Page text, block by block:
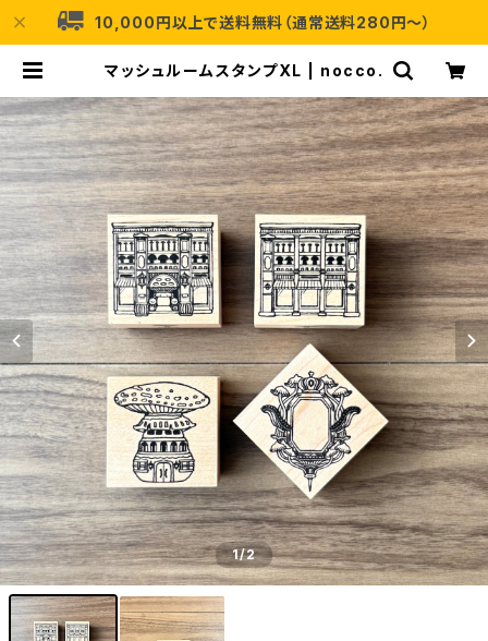
10,000円以上で送料無料（通常送料280円〜）
マッシュルームスタンプXL | nocco.
1/2